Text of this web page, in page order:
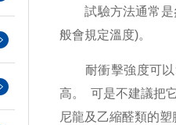
試驗方法通常是參
般會規定溫度)。
耐衝擊強度可以拿
高。 可是不建議把
尼龍及乙縮醛類的